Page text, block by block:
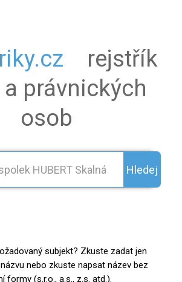
rejstřík
právnických
osob
Hledej
subjekt? Zkuste zadat jen
nebo zkuste napsat název bez
formy (s.r.o., a.s., z.s. atd.).